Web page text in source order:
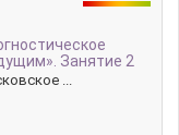
Занятие 2
...